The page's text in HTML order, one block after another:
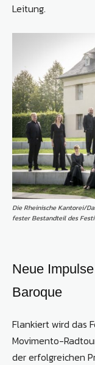
Leitung.
Die Rheinische Kantorei/
fester Bestandteil des
Neue
Baroque
Flankiert wird das
Movimento-
der erfolgreichen